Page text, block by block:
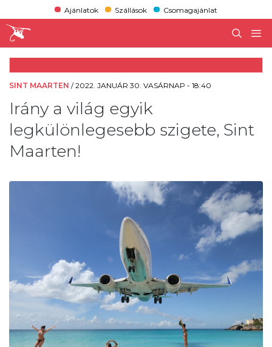
Ajánlatok Szállások Csomagajánlat
SINT MAARTEN /2022. JANUÁR 30. VASÁRNAP - 18:40
Irány a világ egyik
legkülönlegesebb szigete, Sint
Maarten!